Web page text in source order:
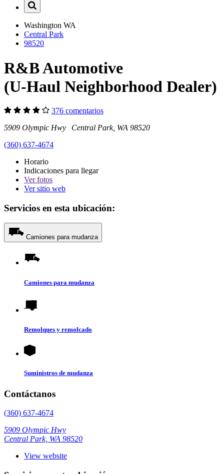
Washington WA
Central Park
98520
R&B Automotive
(U-Haul Neighborhood Dealer)
376 comentarios
5909 Olympic Hwy Central Park, WA 98520
(360) 637-4674
Horario
Indicaciones para llegar
Verfotos
Ver sitio web
Servicios en esta ubicación:
Camiones para mudanza
Camiones para mudanza
Remolques y remolcado
Suministros de mudanza
Contáctanos
(360) 637-4674
5909 Olympic Hwy
Central Park, WA 98520
View website